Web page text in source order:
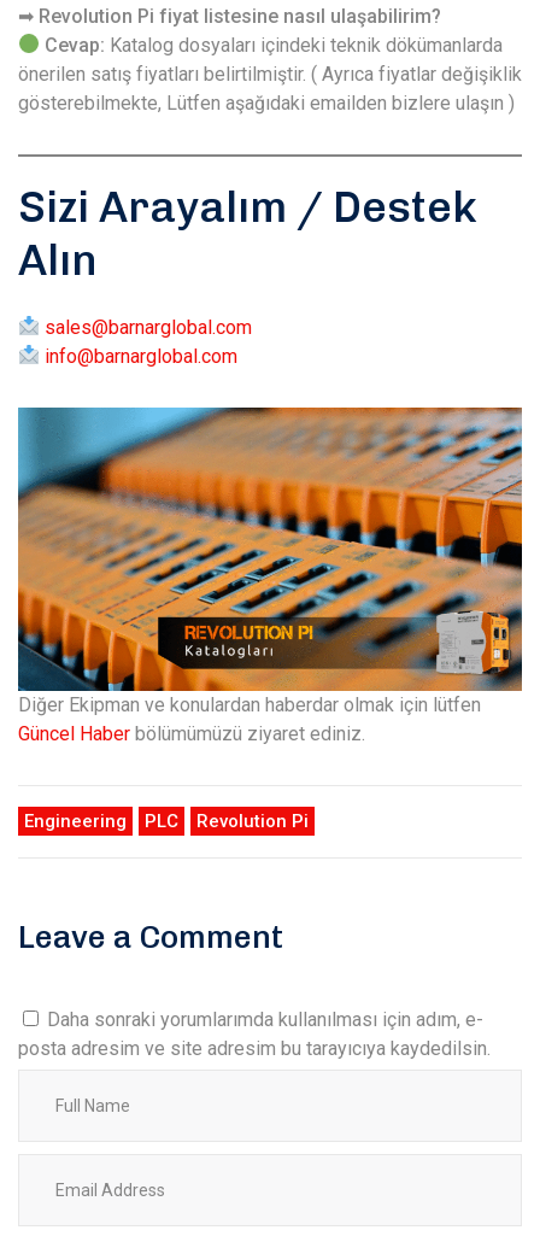
➡ Revolution Pi fiyat listesine nasıl ulaşabilirim?
Cevap: Katalog dosyaları içindeki teknik dökümanlarda
önerilen satış fiyatları belirtilmiştir. ( Ayrıca fiyatlar değişiklik
gösterebilmekte, Lütfen aşağıdaki emailden bizlere ulaşın )
Sizi Arayalım / Destek
Alın
sales@barnarglobal.com
info@barnarglobal.com
Diğer Ekipman ve konulardan haberdar olmak için lütfen
Güncel Haber bölümümüzü ziyaret ediniz.
Engineering PLC Revolution Pi
Leave a Comment
Daha sonraki yorumlarımda kullanılması için adım, e-
posta adresim ve site adresim bu tarayıcıya kaydedilsin.